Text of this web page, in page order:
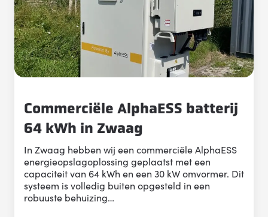
Commerciële AlphaESS batterij
64 kWh in Zwaag
In Zwaag hebben wij een commerciële AlphaESS
energieopslagoplossing geplaatst met een
capaciteit van 64 kWh en een 30 kW omvormer. Dit
systeem is volledig buiten opgesteld in een
robuuste behuizing…